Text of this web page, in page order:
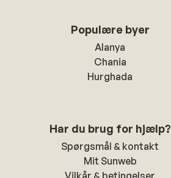
Populære byer
Alanya
Chania
Hurghada
Har du brug for hjælp?
Spørgsmål & kontakt
Mit Sunweb
Vilkår & betingelser